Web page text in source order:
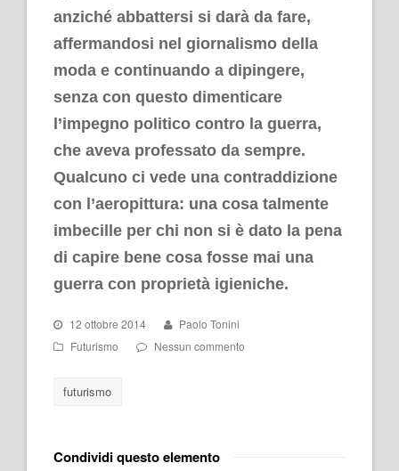
anziché abbattersi si darà da fare,
affermandosi nel giornalismo della
moda e continuando a dipingere,
senza con questo dimenticare
l’impegno politico contro la guerra,
che aveva professato da sempre.
Qualcuno ci vede una contraddizione
con l’aeropittura: una cosa talmente
imbecille per chi non si è dato la pena
di capire bene cosa fosse mai una
guerra con proprietà igieniche.
12 ottobre 2014
Paolo Tonini
Futurismo
Nessun commento
futurismo
Condividi questo elemento